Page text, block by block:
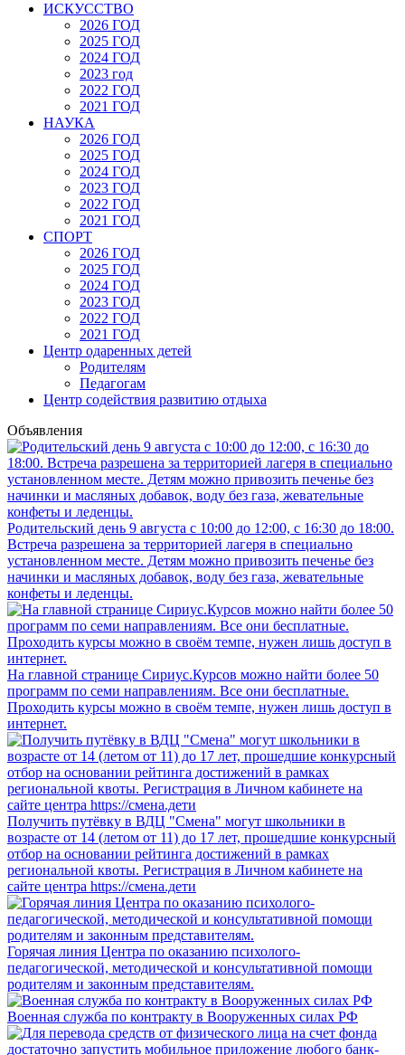
ИСКУССТВО
2026 ГОД
2025 ГОД
2024 ГОД
2023 год
2022 ГОД
2021 ГОД
НАУКА
2026 ГОД
2025 ГОД
2024 ГОД
2023 ГОД
2022 ГОД
2021 ГОД
СПОРТ
2026 ГОД
2025 ГОД
2024 ГОД
2023 ГОД
2022 ГОД
2021 ГОД
Центр одаренных детей
Родителям
Педагогам
Центр содействия развитию отдыха
Объявления
Родительский день 9 августа с 10:00 до 12:00, с 16:30 до 18:00.
Встреча разрешена за территорией лагеря в специально
установленном месте. Детям можно привозить печенье без
начинки и масляных добавок, воду без газа, жевательные
конфеты и леденцы.
На главной странице Сириус.Курсов можно найти более 50
программ по семи направлениям. Все они бесплатные.
Проходить курсы можно в своём темпе, нужен лишь доступ в
интернет.
Получить путёвку в ВДЦ "Смена" могут школьники в
возрасте от 14 (летом от 11) до 17 лет, прошедшие конкурсный
отбор на основании рейтинга достижений в рамках
региональной квоты. Регистрация в Личном кабинете на
сайте центра https://смена.дети
Горячая линия Центра по оказанию психолого-
педагогической, методической и консультативной помощи
родителям и законным представителям.
Военная служба по контракту в Вооруженных силах РФ